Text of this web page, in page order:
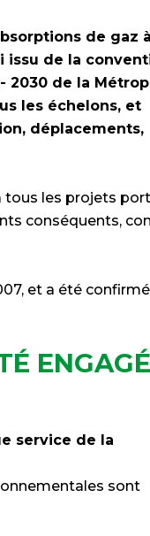
de gaz à
issu de la
2030 de la
les échelons, et
déplacements,
tous les projets
conséquents,
et a été
service de la
sont